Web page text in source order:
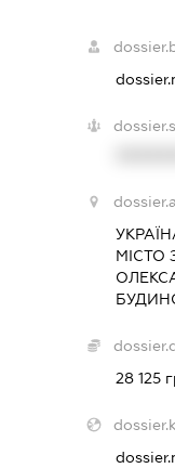
МІСТО
28 125